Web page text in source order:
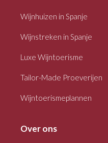
Wijnhuizen in Spanje
Wijnstreken in Spanje
Luxe Wijntoerisme
Tailor-Made Proeverijen
Wijntoerismeplannen
Over ons